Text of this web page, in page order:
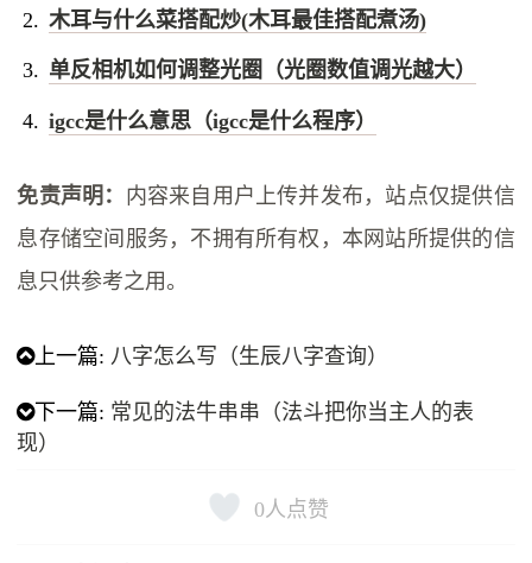
木耳与什么菜搭配炒(木耳最佳搭配煮汤)
单反相机如何调整光圈（光圈数值调光越大）
igcc是什么意思（igcc是什么程序）
免责声明： 内容来自用户上传并发布，站点仅提供信
息存储空间服务，不拥有所有权，本网站所提供的信
息只供参考之用。
上一篇: 八字怎么写（生辰八字查询）
下一篇: 常见的法牛串串（法斗把你当主人的表
现）
0人点赞